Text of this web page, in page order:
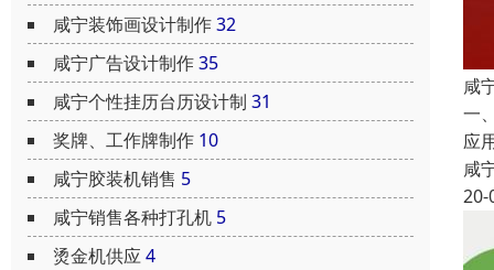
咸宁装饰画设计制作32
咸宁广告设计制作35
咸宁个性挂历台历设计制 31
奖牌、工作牌制作 10
咸宁胶装机销售 5
咸宁销售各种打孔机 5
烫金机供应4
咸
一
应
咸
20-